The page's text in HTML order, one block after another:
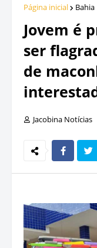
Página inicial Bahia
Jovem é
ser
de
Jacobina Notícias